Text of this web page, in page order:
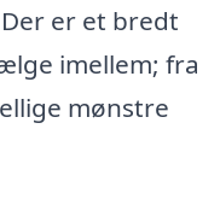
Der er et bredt
imellem; fra
mønstre